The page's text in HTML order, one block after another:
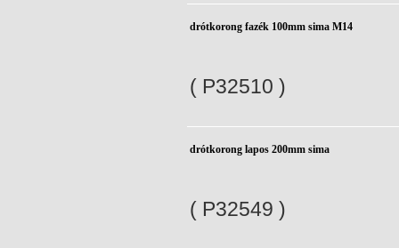
drótkorong fazék 100mm sima M14
( P32510 )
drótkorong lapos 200mm sima
( P32549 )